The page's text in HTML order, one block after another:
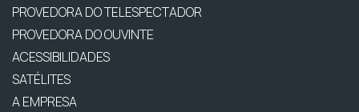
PROVEDORA DO TELESPECTADOR
PROVEDORA DO OUVINTE
ACESSIBILIDADES
SATÉLITES
A EMPRESA